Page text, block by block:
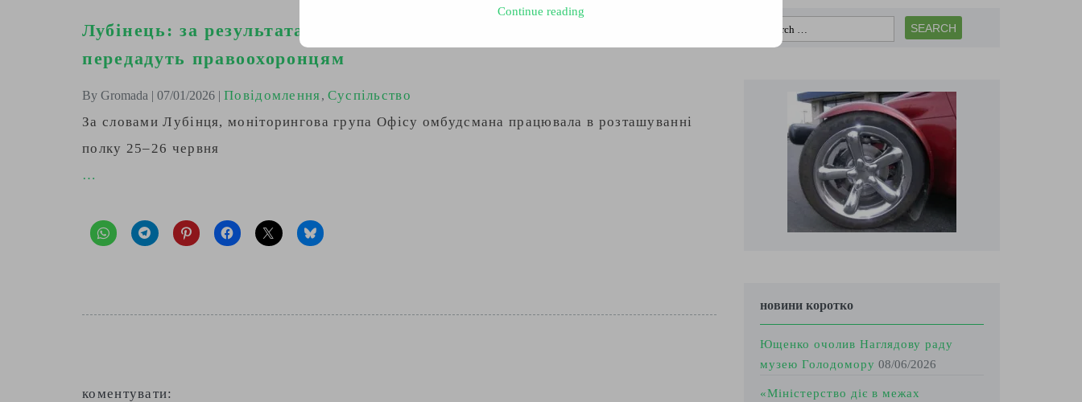
Лубінець: за результатами перевірки полку «Скеля» матеріали
передадуть правоохоронцям
By Gromada | 07/01/2026 | Повідомлення, Суспільство
За словами Лубінця, моніторингова група Офісу омбудсмана працювала в розташуванні
полку 25–26 червня
…
коментувати:
новини коротко
Ющенко очолив Наглядову раду
музею Голодомору 08/06/2026
«Міністерство діє в межах
Continue reading